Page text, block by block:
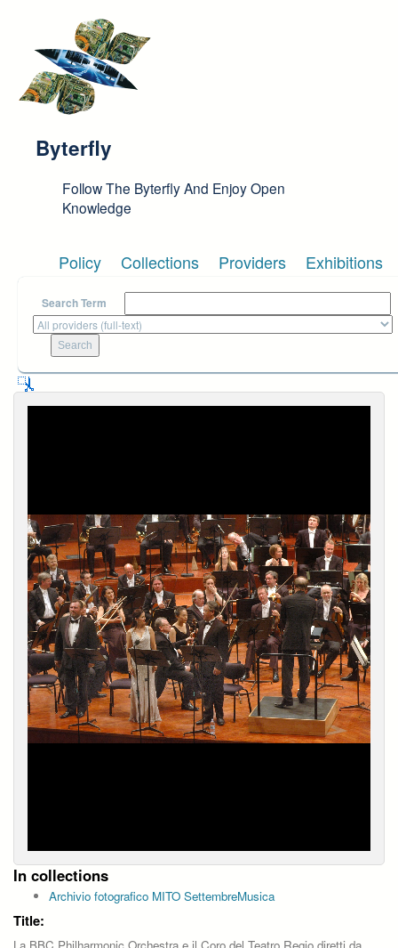
Byterfly
Follow The Byterfly And Enjoy Open
Knowledge
Policy Collections Providers Exhibitions
Search Term
In collections
Archivio fotografico MITO SettembreMusica
Title: